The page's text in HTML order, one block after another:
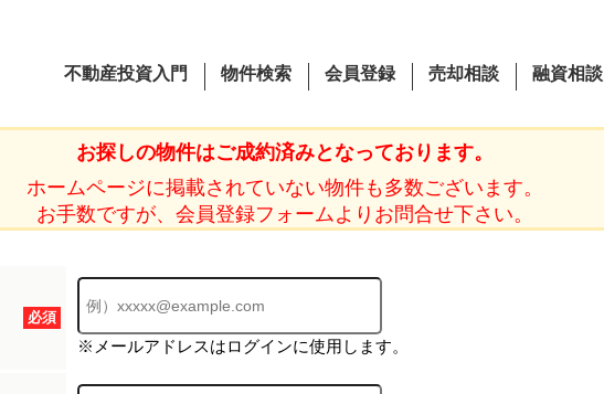
不動産投資入門 物件検索 会員登録 売却相談 融資相談
お探しの物件はご成約済みとなっております。
ホームページに掲載されていない物件も多数ございます。
お手数ですが、会員登録フォームよりお問合せ下さい。
必須
※メールアドレスはログインに使用します。